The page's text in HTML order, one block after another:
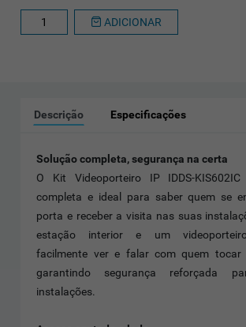
ADICIONAR
Descrição Especificações
Solução completa, segurança na certa
O Kit Videoporteiro IP IDDS-
completa e ideal para saber quem se
porta e receber a visita nas suas
estação interior e um
facilmente ver e falar com quem tocar
garantindo segurança reforçada
instalações.